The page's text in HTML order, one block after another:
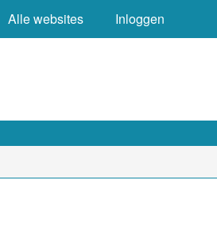
Alle websites Inloggen